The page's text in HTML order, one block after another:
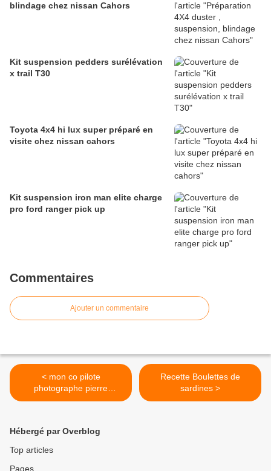
blindage chez nissan Cahors
Kit suspension pedders surélévation
x trail T30
Toyota 4x4 hi lux super préparé en
visite chez nissan cahors
Kit suspension iron man elite charge
pro ford ranger pick up
Commentaires
Ajouter un commentaire
< mon co pilote
photographe pierre
lasvenes avec david
Recette Boulettes de
sardines >
Hébergé par Overblog
Top articles
Pages